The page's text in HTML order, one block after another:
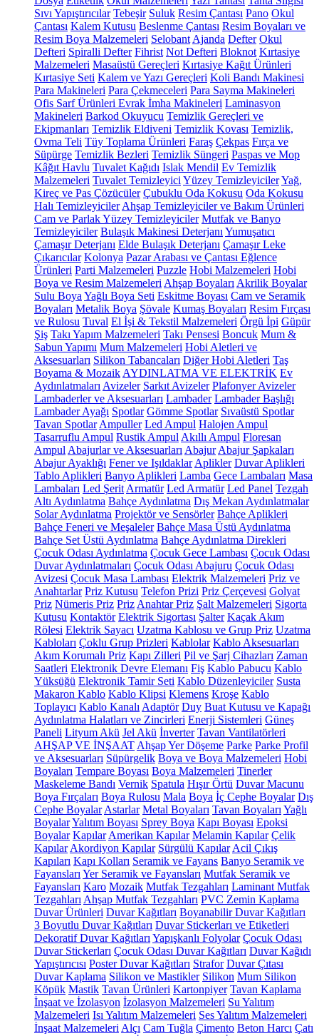
Sıvı Yapıştırıcılar Tebeşir Suluk Resim Çantası Pano Okul
Çantası Kalem Kutusu Beslenme Çantası Resim Boyaları ve
Resim Boya Malzemeleri Selobant Ajanda Defter Okul
Defteri Spiralli Defter Fihrist Not Defteri Bloknot Kırtasiye
Malzemeleri Masaüstü Gereçleri Kırtasiye Kağıt Ürünleri
Kırtasiye Seti Kalem ve Yazı Gereçleri Koli Bandı Makinesi
Para Makineleri Para Çekmeceleri Para Sayma Makineleri
Ofis Sarf Ürünleri Evrak İmha Makineleri Laminasyon
Makineleri Barkod Okuyucu Temizlik Gereçleri ve
Ekipmanları Temizlik Eldiveni Temizlik Kovası Temizlik,
Ovma Teli Tüy Toplama Ürünleri Faraş Çekpas Fırça ve
Süpürge Temizlik Bezleri Temizlik Süngeri Paspas ve Mop
Kâğıt Havlu Tuvalet Kağıdı Islak Mendil Ev Temizlik
Malzemeleri Tuvalet Temizleyici Yüzey TemizleyicilerYağ,
Kireç ve Pas Çözücüler Çubuklu Oda Kokusu Oda Kokusu
Halı Temizleyiciler Ahşap Temizleyiciler ve Bakım Ürünleri
Cam ve Parlak Yüzey Temizleyiciler Mutfak ve Banyo
Temizleyiciler Bulaşık Makinesi Deterjanı Yumuşatıcı
Çamaşır Deterjanı Elde Bulaşık Deterjanı Çamaşır Leke
Çıkarıcılar Kolonya Pazar Arabası ve Çantası Eğlence
Ürünleri Parti Malzemeleri Puzzle Hobi Malzemeleri Hobi
Boya ve Resim Malzemeleri Ahşap Boyaları Akrilik Boyalar
Sulu Boya Yağlı Boya Seti Eskitme Boyası Cam ve Seramik
Boyaları Metalik Boya Şövale Kumaş Boyaları Resim Fırçası
ve Rulosu Tuval El İşi & Tekstil Malzemeleri Örgü İpi Güpür
Şiş Takı Yapım Malzemeleri Takı Pensesi Boncuk Mum &
Sabun Yapımı Mum Malzemeleri Hobi Aletleri ve
Aksesuarları Silikon Tabancaları Diğer Hobi Aletleri Taş
Boyama & Mozaik AYDINLATMA VE ELEKTRİK Ev
Aydınlatmaları Avizeler Sarkıt Avizeler Plafonyer Avizeler
Lambaderler ve Aksesuarları Lambader Lambader Başlığı
Lambader Ayağı Spotlar Gömme Spotlar Sıvaüstü Spotlar
Tavan Spotlar Ampuller Led Ampul Halojen Ampul
Tasarruflu Ampul Rustik Ampul Akıllı Ampul Floresan
Ampul Abajurlar ve Aksesuarları Abajur Abajur Şapkaları
Abajur Ayaklığı Fener ve Işıldaklar Aplikler Duvar Aplikleri
Tablo Aplikleri Banyo Aplikleri Lamba Gece Lambaları Masa
Lambaları Led Şerit Armatür Led Armatür Led Panel Tezgah
Altı Aydınlatma Bahçe Aydınlatma Dış Mekan Aydınlatmalar
Solar Aydınlatma Projektör ve Sensörler Bahçe Aplikleri
Bahçe Feneri ve Meşaleler Bahçe Masa Üstü Aydınlatma
Bahçe Set Üstü Aydınlatma Bahçe Aydınlatma Direkleri
Çocuk Odası Aydınlatma Çocuk Gece Lambası Çocuk Odası
Duvar Aydınlatmaları Çocuk Odası Abajuru Çocuk Odası
Avizesi Çocuk Masa Lambası Elektrik Malzemeleri Priz ve
Anahtarlar Priz Kutusu Telefon Prizi Priz Çerçevesi Golyat
Priz Nümeris Priz Priz Anahtar Priz Şalt Malzemeleri Sigorta
Kutusu Kontaktör Elektrik Sigortası Şalter Kaçak Akım
Rölesi Elektrik Sayacı Uzatma Kablosu ve Grup Priz Uzatma
Kabloları Çoklu Grup Prizleri Kablolar Kablo Aksesuarları
Akım Korumalı Priz Kapı Zilleri Pil ve Şarj Cihazları Zaman
Saatleri Elektronik Devre Elemanı Fiş Kablo Pabucu Kablo
Yüksüğü Elektronik Tamir Seti Kablo Düzenleyiciler Susta
Makaron Kablo Kablo Klipsi Klemens Kroşe Kablo
Toplayıcı Kablo Kanalı Adaptör Duy Buat Kutusu ve Kapağı
Aydınlatma Halatları ve Zincirleri Enerji Sistemleri Güneş
Paneli Lityum Akü Jel Akü İnverter Tavan Vantilatörleri
AHŞAP VE İNŞAAT Ahşap Yer Döşeme Parke Parke Profil
ve Aksesuarları Süpürgelik Boya ve Boya Malzemeleri Hobi
Boyaları Tempare Boyası Boya Malzemeleri Tinerler
Maskeleme Bandı Vernik Spatula Hışır Örtü Duvar Macunu
Boya Fırçaları Boya Rulosu Mala Boya İç Cephe Boyalar Dış
Cephe Boyalar Astarlar Metal Boyaları Tavan Boyaları Yağlı
BoyalarYalıtım Boyası Sprey Boya Kapı Boyası Epoksi
Boyalar Kapılar Amerikan Kapılar Melamin Kapılar Çelik
Kapılar Akordiyon Kapılar Sürgülü Kapılar Acil Çıkış
Kapıları Kapı Kolları Seramik ve Fayans Banyo Seramik ve
Fayansları Yer Seramik ve Fayansları Mutfak Seramik ve
Fayansları Karo Mozaik Mutfak Tezgahları Laminant Mutfak
Tezgahları Ahşap Mutfak Tezgahları PVC Zemin Kaplama
Duvar Ürünleri Duvar Kağıtları Boyanabilir Duvar Kağıtları
3 Boyutlu Duvar Kağıtları Duvar Stickerları ve Etiketleri
Dekoratif Duvar Kağıtları Yapışkanlı Folyolar Çocuk Odası
Duvar Stickerları Çocuk Odası Duvar Kağıtları Duvar Kağıdı
Yapıştırıcısı Poster Duvar Kağıtları Strafor Duvar Çıtası
Duvar Kaplama Silikon ve Mastikler Silikon Mum Silikon
Köpük Mastik Tavan Ürünleri Kartonpiyer Tavan Kaplama
İnşaat ve İzolasyon İzolasyon Malzemeleri Su Yalıtım
Malzemeleri Isı Yalıtım Malzemeleri Ses Yalıtım Malzemeleri
İnşaat Malzemeleri Alçı Cam Tuğla Çimento Beton Harcı Çatı